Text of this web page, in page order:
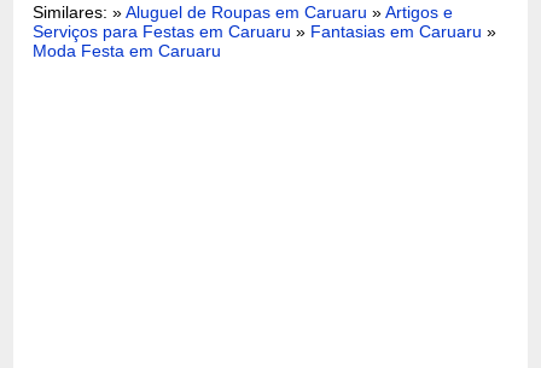
Similares: »Aluguel de Roupas em Caruaru »Artigos e
Serviços para Festas em Caruaru » Fantasias em Caruaru »
Moda Festa em Caruaru